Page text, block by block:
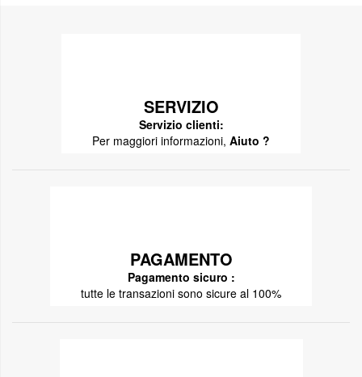
SERVIZIO
Servizio clienti:
Per maggiori informazioni, Aiuto ?
PAGAMENTO
Pagamento sicuro :
tutte le transazioni sono sicure al 100%